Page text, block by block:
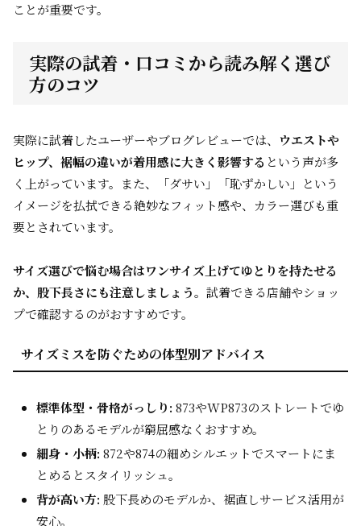
ことが重要です。
実際の試着・口コミから読み解く選び
方のコツ
実際に試着したユーザーやブログレビューでは、 ウエストや
ヒップ、裾幅の違いが着用感に大きく影響する という声が多
く上がっています。また、「ダサい」「恥ずかしい」という
イメージを払拭できる絶妙なフィット感や、カラー選びも重
要とされています。
サイズ選びで悩む場合はワンサイズ上げてゆとりを持たせる
か、股下長さにも注意しましょう。 試着できる店舗やショッ
プで確認するのがおすすめです。
サイズミスを防ぐための体型別アドバイス
標準体型・骨格がっしり: 873やWP873のストレートでゆ
とりのあるモデルが窮屈感なくおすすめ。
細身・小柄: 872や874の細めシルエットでスマートにま
とめるとスタイリッシュ。
背が高い方: 股下長めのモデルか、裾直しサービス活用が
安心。